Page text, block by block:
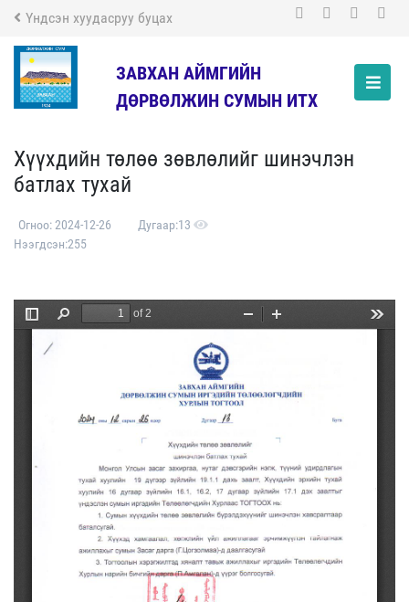
Үндсэн хуудасруу буцах
ЗАВХАН АЙМГИЙН
ДӨРВӨЛЖИН СУМЫН ИТХ
Хүүхдийн төлөө зөвлөлийг шинэчлэн
батлах тухай
Огноо: 2024-12-26
Дугаар:13
Нээгдсэн:255